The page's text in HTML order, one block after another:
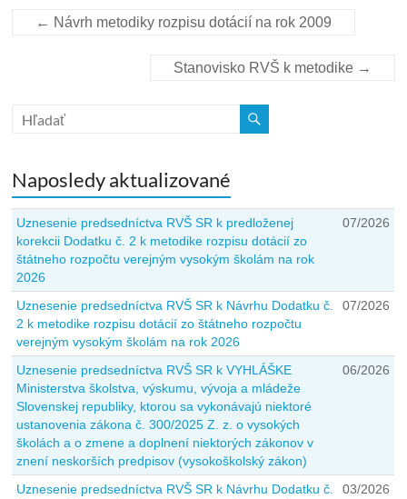
← Návrh metodiky rozpisu dotácií na rok 2009
Stanovisko RVŠ k metodike →
Naposledy aktualizované
Uznesenie predsedníctva RVŠ SR k predloženej
korekcii Dodatku č. 2 k metodike rozpisu dotácií zo
štátneho rozpočtu verejným vysokým školám na rok
2026
07/2026
Uznesenie predsedníctva RVŠ SR k Návrhu Dodatku č.
2 k metodike rozpisu dotácií zo štátneho rozpočtu
verejným vysokým školám na rok 2026
07/2026
Uznesenie predsedníctva RVŠ SR k VYHLÁŠKE
Ministerstva školstva, výskumu, vývoja a mládeže
Slovenskej republiky, ktorou sa vykonávajú niektoré
ustanovenia zákona č. 300/2025 Z. z. o vysokých
školách a o zmene a doplnení niektorých zákonov v
znení neskorších predpisov (vysokoškolský zákon)
06/2026
Uznesenie predsedníctva RVŠ SR k Návrhu Dodatku č.
03/2026